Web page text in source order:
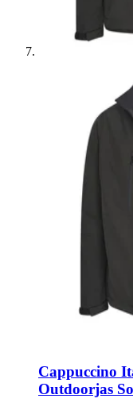
Cappuccino
Outdoorjas